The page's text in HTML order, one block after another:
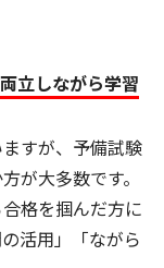
立しながら学習
すが、予備試験
が大多数です。
格を掴んだ方に
活用」「ながら